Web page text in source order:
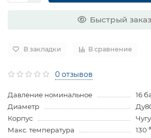
Быстрый заказ
В закладки В сравнение
0 отзывов
Давление номинальное
16
Диаметр
Корпус
Макс. температура
130